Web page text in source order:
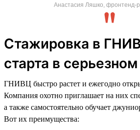
Анастасия Ляшко, фронтенд-
Стажировка в
старта в
ГНИВЦ быстро растет и ежегодно
Компания охотно приглашает на них
а также самостоятельно обучает
Вот их преимущества: